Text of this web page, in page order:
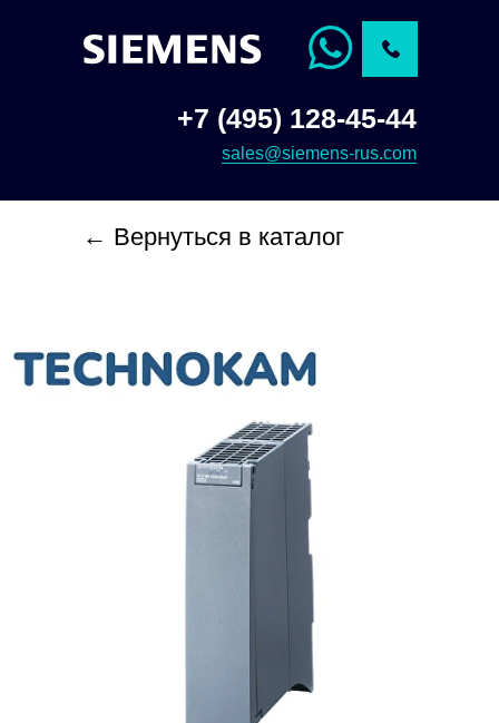
+7 (495) 128-45-44
sales@siemens-rus.com
← Вернуться в каталог